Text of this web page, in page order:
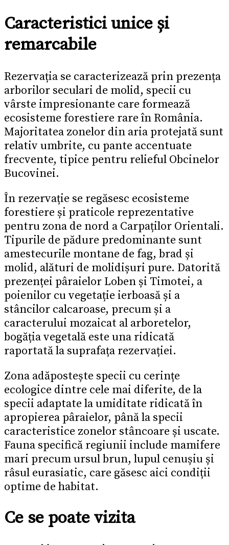
Caracteristici unice și
remarcabile
Rezervația se caracterizează prin prezența
arborilor seculari de molid, specii cu
vârste impresionante care formează
ecosisteme forestiere rare în România.
Majoritatea zonelor din aria protejată sunt
relativ umbrite, cu pante accentuate
frecvente, tipice pentru relieful Obcinelor
Bucovinei.
În rezervație se regăsesc ecosisteme
forestiere și praticole reprezentative
pentru zona de nord a Carpaților Orientali.
Tipurile de pădure predominante sunt
amestecurile montane de fag, brad și
molid, alături de molidișuri pure. Datorită
prezenței pâraielor Loben și Timotei, a
poienilor cu vegetație ierboasă și a
stâncilor calcaroase, precum și a
caracterului mozaicat al arboretelor,
bogăția vegetală este una ridicată
raportată la suprafața rezervației.
Zona adăpostește specii cu cerințe
ecologice dintre cele mai diferite, de la
specii adaptate la umiditate ridicată în
apropierea pâraielor, până la specii
caracteristice zonelor stâncoare și uscate.
Fauna specifică regiunii include mamifere
mari precum ursul brun, lupul cenușiu și
râsul eurasiatic, care găsesc aici condiții
optime de habitat.
Ce se poate vizita